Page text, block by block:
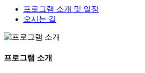
프로그램 소개 및 일정
오시는 길
프로그램 소개